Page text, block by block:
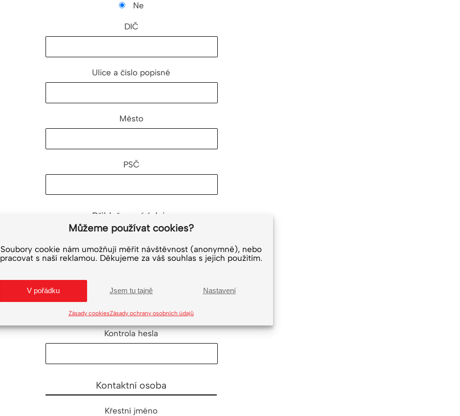
Můžeme používat cookies?
Soubory cookie nám umožňují měřit návštěvnost (anonymně), nebo
pracovat s naší reklamou. Děkujeme za váš souhlas s jejich použitím.
V pořádku Jsem tu tajně Nastavení
Zásady cookiesZásady ochrany osobních údajů
Ne
DIČ
Ulice a číslo popisné
Město
PSČ
Přihlašovací údaje
Heslo
Kontrola hesla
Kontaktní osoba
Křestní jméno